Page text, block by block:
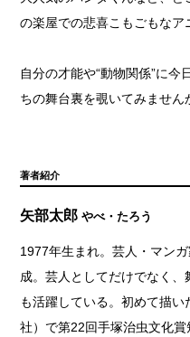
の楽屋での悲喜こもごもなア
自分の才能や“動物関係”に
ちの舞台裏を覗いてみません
著者紹介
矢部太郎やべ・たろう
1977年生まれ。芸人・マン
成。芸人としてだけでなく
も活躍している。初めて描い
社）で第22回手塚治虫文化